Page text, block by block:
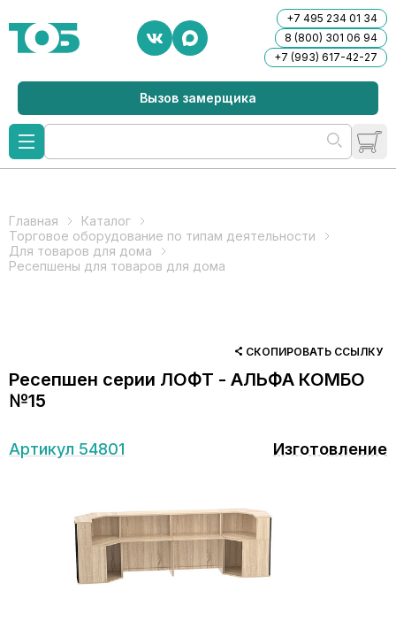
+7 495 234 01 34
8 (800) 301 06 94
+7 (993) 617-42-27
Вызов замерщика
Главная
Каталог
Торговое оборудование по типам деятельности
Для товаров для дома
Ресепшены для товаров для дома
СКОПИРОВАТЬ ССЫЛКУ
Ресепшен серии ЛОФТ - АЛЬФА КОМБО
№15
Артикул 54801 Изготовление